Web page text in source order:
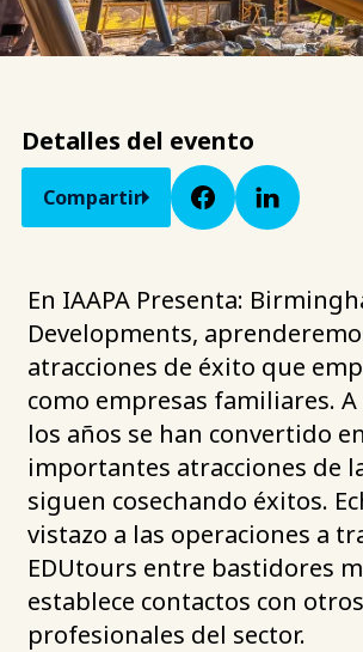
Detalles del evento
Compartir
En IAAPA Presenta:
Developments,
atracciones de éxito que
como empresas familiares.
los años se han convertido en
importantes atracciones de
siguen cosechando éxitos.
vistazo a las operaciones a
EDUtours entre bastidores
establece contactos con otros
profesionales del sector.